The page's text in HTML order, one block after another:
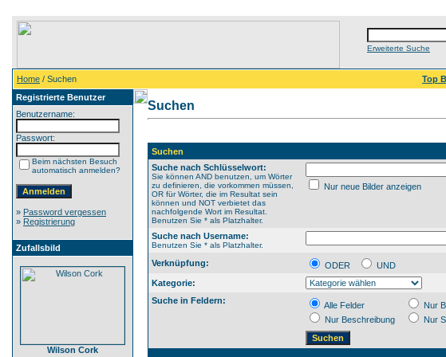
Erweiterte Suche
Home / Suchen
Top
Registrierte Benutzer
Benutzername:
Passwort:
Beim nächsten Besuch
automatisch anmelden?
» Password vergessen
» Registrierung
Zufallsbild
Wilson Cork
Suchen
Suchen
Suche nach Schlüsselwort:
Sie können AND benutzen, um Wörter
zu definieren, die vorkommen müssen,
OR für Wörter, die im Resultat sein
können und NOT verbietet das
nachfolgende Wort im Resultat.
Benutzen Sie * als Platzhalter.
Nur neue Bilder anzeigen
Suche nach Username:
Benutzen Sie * als Platzhalter.
Verknüpfung: ODER
UND
Kategorie:
Suche in Feldern:
Alle Felder
Nur
Nur Beschreibung
Nur